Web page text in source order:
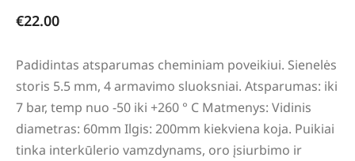
€22.00
Padidintas atsparumas cheminiam poveikiui. Sienelės
storis 5.5 mm, 4 armavimo sluoksniai. Atsparumas: iki
7 bar, temp nuo -50 iki +260 ° C Matmenys: Vidinis
diametras: 60mm Ilgis: 200mm kiekviena koja. Puikiai
tinka interkūlerio vamzdynams, oro įsiurbimo ir